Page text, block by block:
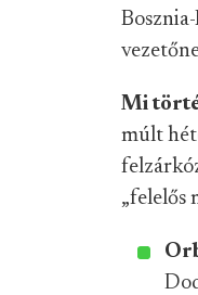
Mi
múlt
„felelős